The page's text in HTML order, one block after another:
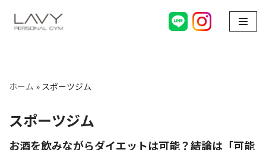
コ
ツ
ス
ホーム » スポーツジム
スポーツジム
お酒を飲みながらダイエットは可能？結論は「可能